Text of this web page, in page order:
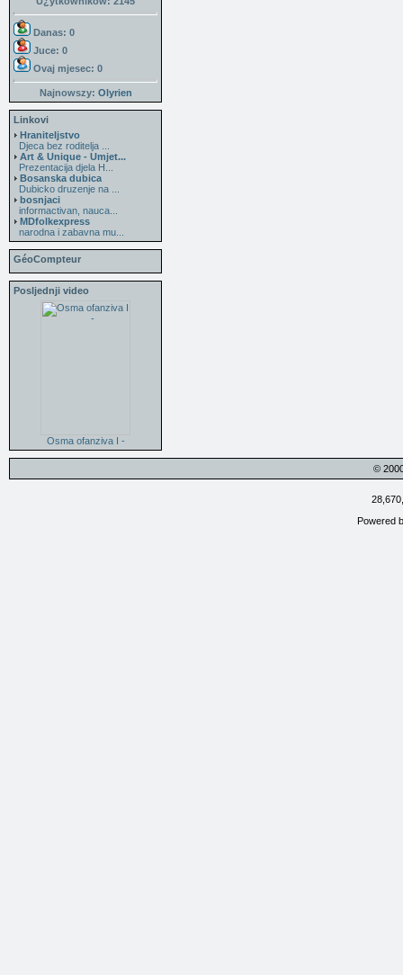
Danas: 0
Juce: 0
Ovaj mjesec: 0
Najnowszy: Olyrien
Linkovi
Hraniteljstvo
Djeca bez roditelja ...
Art & Unique - Umjet...
Prezentacija djela H...
Bosanska dubica
Dubicko druzenje na ...
bosnjaci
informactivan, nauca...
MDfolkexpress
narodna i zabavna mu...
GéoCompteur
Posljednji video
Osma ofanziva I -
©
Powered